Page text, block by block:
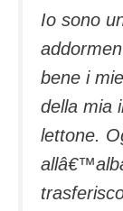
Io sono
bene i
della mia
lettone.